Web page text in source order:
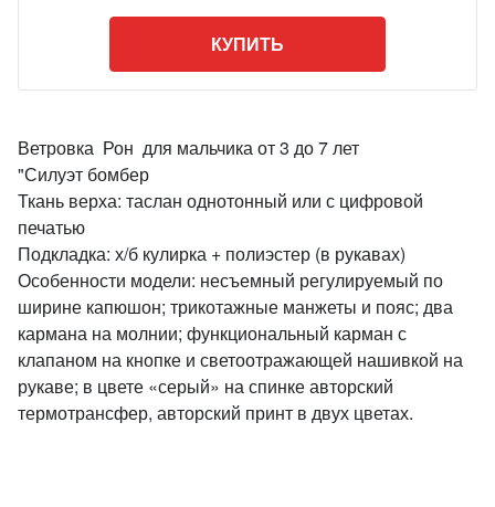
КУПИТЬ
Ветровка Рон для мальчика от 3 до 7 лет
"Силуэт бомбер
Ткань верха: таслан однотонный или с цифровой
печатью
Подкладка: х/б кулирка + полиэстер (в рукавах)
Особенности модели: несъемный регулируемый по
ширине капюшон; трикотажные манжеты и пояс; два
кармана на молнии; функциональный карман с
клапаном на кнопке и светоотражающей нашивкой на
рукаве; в цвете «серый» на спинке авторский
термотрансфер, авторский принт в двух цветах.